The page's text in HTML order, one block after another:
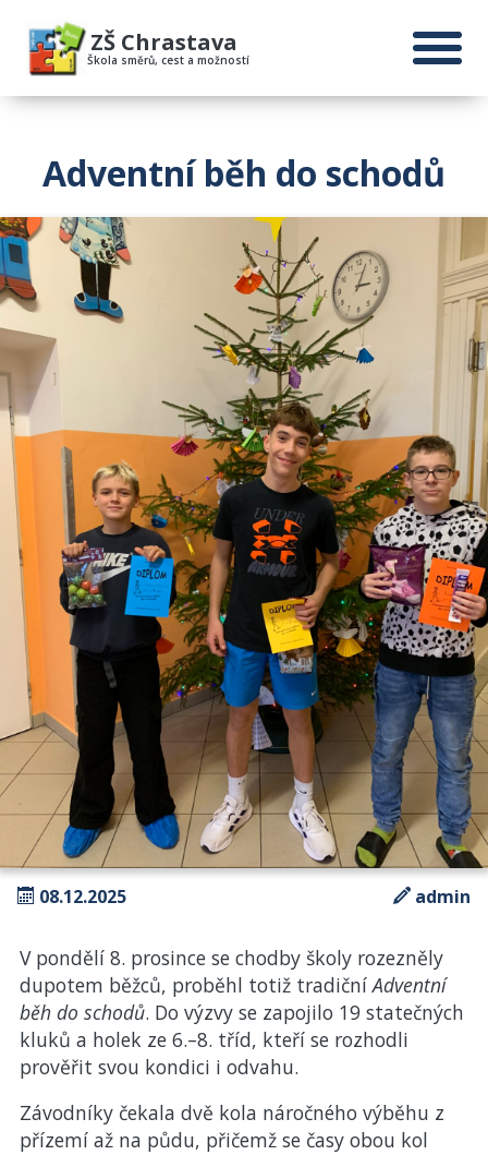
ZŠ Chrastava
Škola směrů, cest a možností
Adventní běh do schodů
08.12.2025 admin
V pondělí 8. prosince se chodby školy rozezněly
dupotem běžců, proběhl totiž tradičníAdventní
běh do schodů. Do výzvy se zapojilo 19 statečných
kluků a holek ze 6.–8. tříd, kteří se rozhodli
prověřit svou kondici i odvahu.
Závodníky čekala dvě kola náročného výběhu z
přízemí až na půdu, přičemž se časy obou kol